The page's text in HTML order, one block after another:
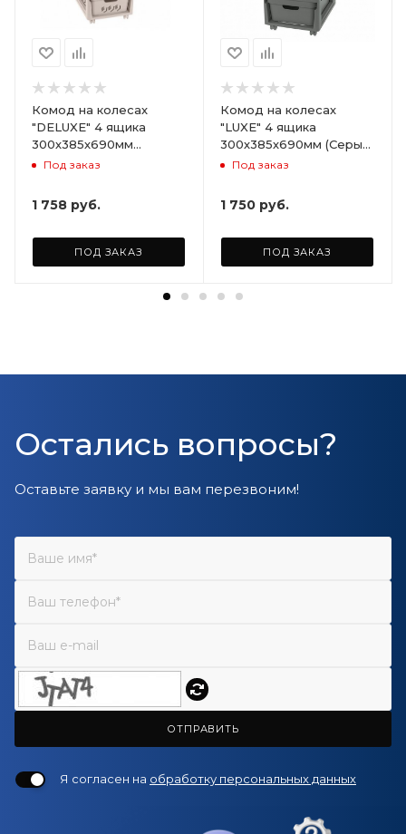
Комод на колесах
"DELUXE" 4 ящика
300х385х690мм
(Светло-бежевый)
Под заказ
1 758 руб.
ПОД ЗАКАЗ
Комод на колесах
"LUXE" 4 ящика
300х385х690мм (Серый)
ARD258086
Под заказ
1 750 руб.
ПОД ЗАКАЗ
Остались вопросы?
Оставьте заявку и мы вам перезвоним!
ОТПРАВИТЬ
Я согласен на обработку персональных данных